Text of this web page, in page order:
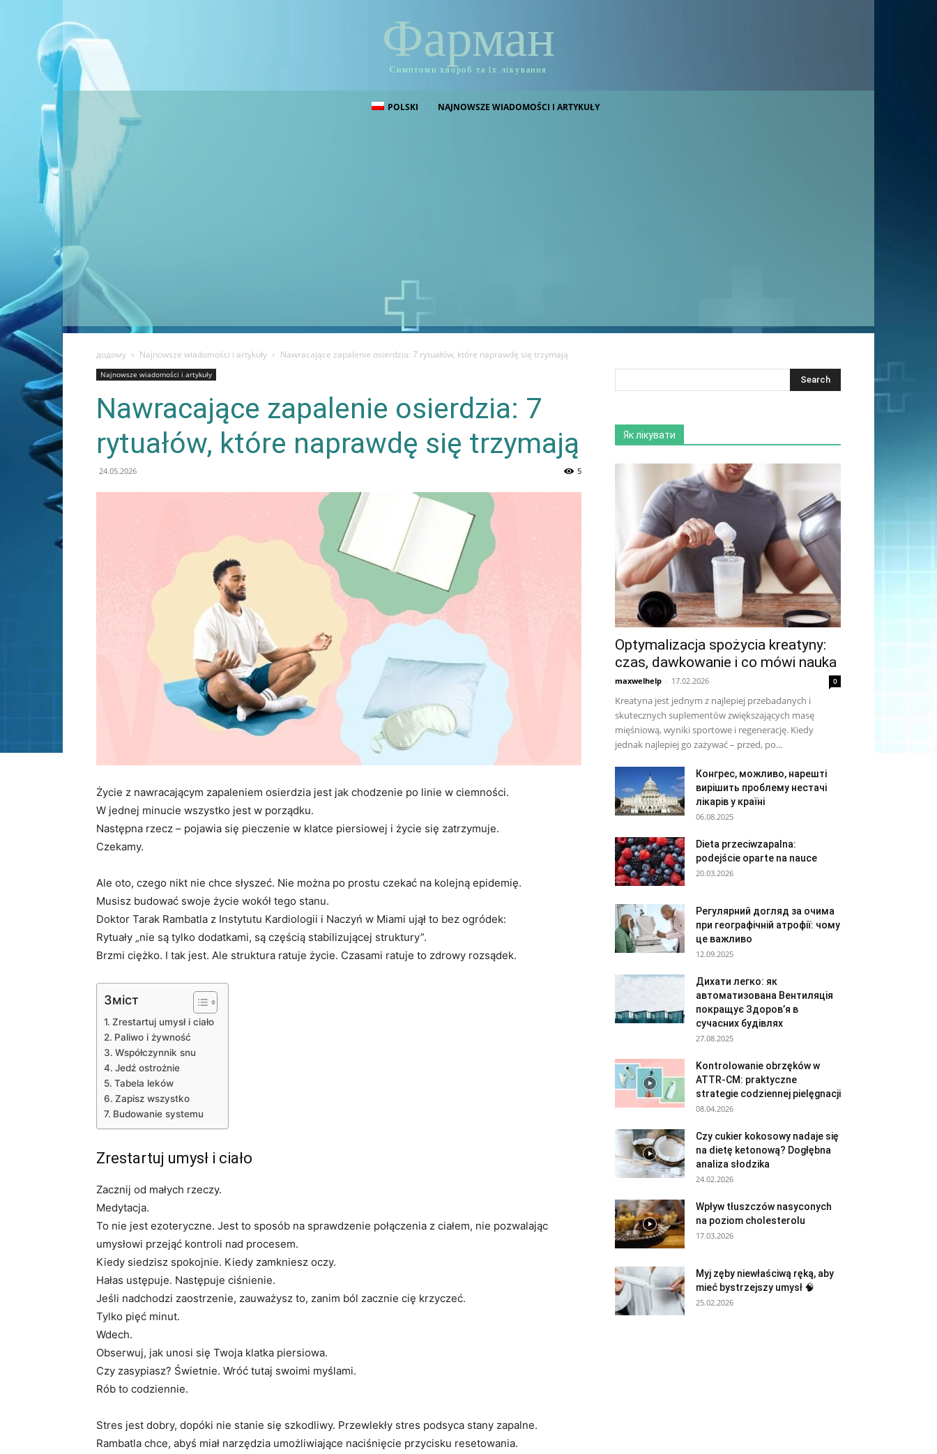
Фарман
Симптоми хвороб та їх лікування
POLSKI NAJNOWSZE WIADOMOŚCI I ARTYKUŁY
додому Najnowsze wiadomości i artykuły Nawracające zapalenie osierdzia: 7 rytuałów, które naprawdę się trzymają
Najnowsze wiadomości i artykuły
Nawracające zapalenie osierdzia: 7
rytuałów, które naprawdę się trzymają
24.05.2026 5
Życie z nawracającym zapaleniem osierdzia jest jak chodzenie po linie w ciemności.
W jednej minucie wszystko jest w porządku.
Następna rzecz – pojawia się pieczenie w klatce piersiowej i życie się zatrzymuje.
Czekamy.
Ale oto, czego nikt nie chce słyszeć. Nie można po prostu czekać na kolejną epidemię.
Musisz budować swoje życie wokół tego stanu.
Doktor Tarak Rambatla z Instytutu Kardiologii i Naczyń w Miami ujął to bez ogródek:
Rytuały „nie są tylko dodatkami, są częścią stabilizującej struktury”.
Brzmi ciężko. I tak jest. Ale struktura ratuje życie. Czasami ratuje to zdrowy rozsądek.
Зміст
Zrestartuj umysł i ciało
Paliwo i żywność
Współczynnik snu
Jedź ostrożnie
Tabela leków
Zapisz wszystko
Budowanie systemu
Zrestartuj umysł i ciało
Zacznij od małych rzeczy.
Medytacja.
To nie jest ezoteryczne. Jest to sposób na sprawdzenie połączenia z ciałem, nie pozwalając
umysłowi przejąć kontroli nad procesem.
Kiedy siedzisz spokojnie. Kiedy zamkniesz oczy.
Hałas ustępuje. Następuje ciśnienie.
Jeśli nadchodzi zaostrzenie, zauważysz to, zanim ból zacznie cię krzyczeć.
Tylko pięć minut.
Wdech.
Obserwuj, jak unosi się Twoja klatka piersiowa.
Czy zasypiasz? Świetnie. Wróć tutaj swoimi myślami.
Rób to codziennie.
Stres jest dobry, dopóki nie stanie się szkodliwy. Przewlekły stres podsyca stany zapalne.
Rambatla chce, abyś miał narzędzia umożliwiające naciśnięcie przycisku resetowania.
Як лікувати
Optymalizacja spożycia kreatyny:
czas, dawkowanie i co mówi nauka
maxwelhelp - 17.02.2026 0
Kreatyna jest jednym z najlepiej przebadanych i
skutecznych suplementów zwiększających masę
mięśniową, wyniki sportowe i regenerację. Kiedy
jednak najlepiej go zażywać – przed, po...
Конгрес, можливо, нарешті
вирішить проблему нестачі
лікарів у країні
06.08.2025
Dieta przeciwzapalna:
podejście oparte na nauce
20.03.2026
Регулярний догляд за очима
при географічній атрофії: чому
це важливо
12.09.2025
Дихати легко: як
автоматизована Вентиляція
покращує Здоров’я в
сучасних будівлях
27.08.2025
Kontrolowanie obrzęków w
ATTR-CM: praktyczne
strategie codziennej pielęgnacji
08.04.2026
Czy cukier kokosowy nadaje się
na dietę ketonową? Dogłębna
analiza słodzika
24.02.2026
Wpływ tłuszczów nasyconych
na poziom cholesterolu
17.03.2026
Myj zęby niewłaściwą ręką, aby
mieć bystrzejszy umysł 🧠
25.02.2026